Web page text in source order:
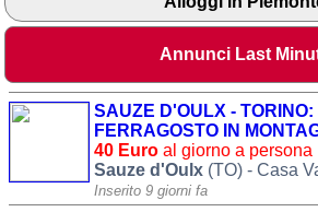
Annunci Last
SAUZE D'OULX -
FERRAGOSTO IN
40 Euro al giorno a persona
Sauze d'Oulx (TO) - Casa
Inserito 9 giorni fa